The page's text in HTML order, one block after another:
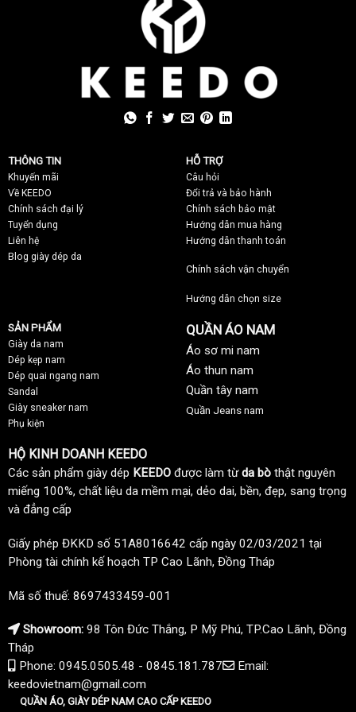
THÔNG TIN
Khuyến mãi
Về KEEDO
Chính sách đại lý
Tuyển dụng
Liên hệ
Blog giày dép da
HỖ TRỢ
Câu hỏi
Đổi trả và bảo hành
Chính sách bảo mật
Hướng dẫn mua hàng
Hướng dẫn thanh toán
Chính sách vận chuyển
Hướng dẫn chọn size
SẢN PHẨM
Giày da nam
Dép kẹp nam
Dép quai ngang nam
Sandal
Giày sneaker nam
Phụ kiện
QUẦN ÁO NAM
Áo sơ mi nam
Áo thun nam
Quần tây nam
Quần Jeans nam
HỘ KINH DOANH KEEDO
Các sản phẩm giày dép KEEDO được làm từda bò thật nguyên
miếng 100%, chất liệu da mềm mại, dẻo dai, bền, đẹp, sang trọng
và đẳng cấp
Giấy phép ĐKKD số 51A8016642 cấp ngày 02/03/2021 tại
Phòng tài chính kế hoạch TP Cao Lãnh, Đồng Tháp
Mã số thuế: 8697433459-001
Showroom: 98 Tôn Đức Thắng, P Mỹ Phú, TP.Cao Lãnh, Đồng
Tháp
Phone: 0945.0505.48 - 0845.181.787
Email:
keedovietnam@gmail.com
QUẦN ÁO, GIÀY DÉP NAM CAO CẤP KEEDO